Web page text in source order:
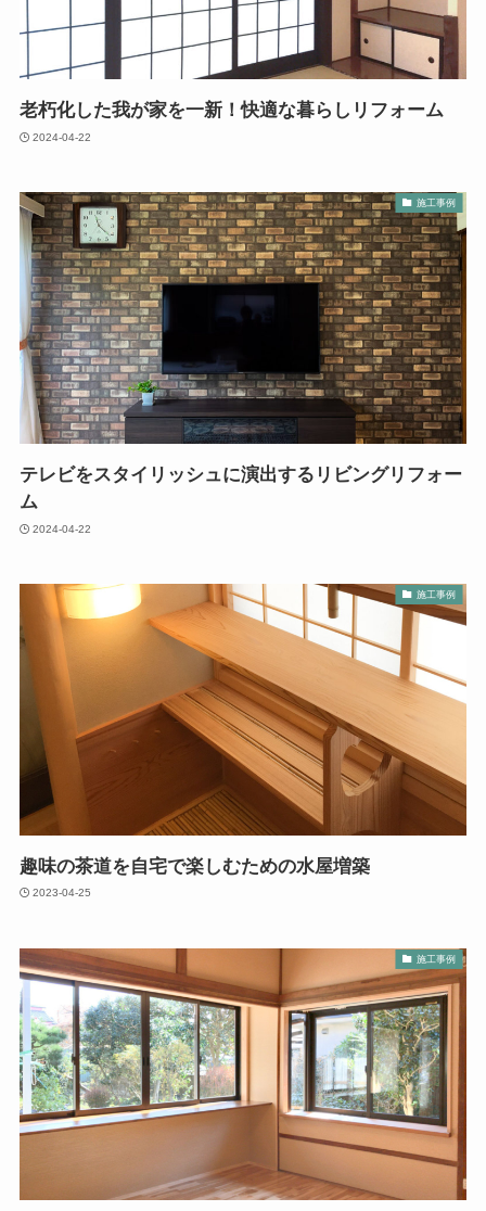
老朽化した我が家を一新！快適な暮らしリフォーム
2024-04-22
施工事例
テレビをスタイリッシュに演出するリビングリフォー
ム
2024-04-22
施工事例
趣味の茶道を自宅で楽しむための水屋増築
2023-04-25
施工事例